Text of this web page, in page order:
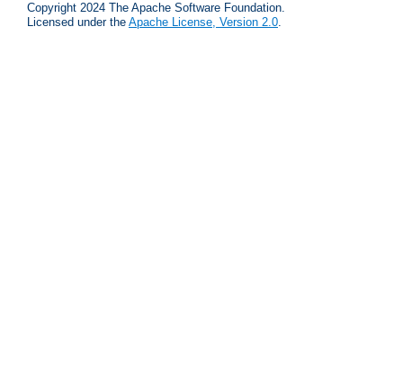
Copyright 2024 The Apache Software Foundation.
Licensed under the Apache License, Version 2.0.